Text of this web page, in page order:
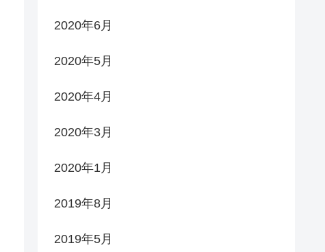
2020年6月
2020年5月
2020年4月
2020年3月
2020年1月
2019年8月
2019年5月